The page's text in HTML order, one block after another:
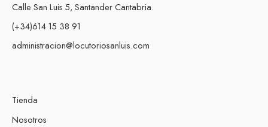
Calle San Luis 5, Santander Cantabria.
(+34)614 15 38 91
administracion@locutoriosanluis.com
Tienda
Nosotros